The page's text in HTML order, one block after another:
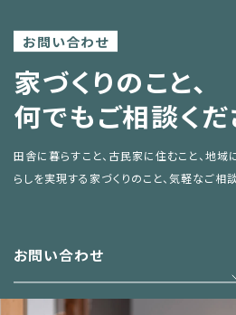
お問い合わせ
家づくりのこと、
何でもご相談くだ
田舎に暮らすこと、古民家に住むこと、地域
らしを実現する家づくりのこと、気軽なご相
お問い合わせ